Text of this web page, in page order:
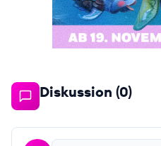
Diskussion (0)